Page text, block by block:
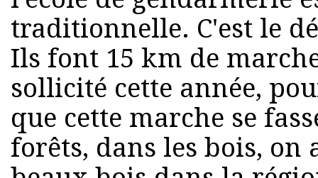
traditionnelle. C'est le
Ils font 15 km de
sollicité cette année,
que cette marche se
forêts, dans les bois, on